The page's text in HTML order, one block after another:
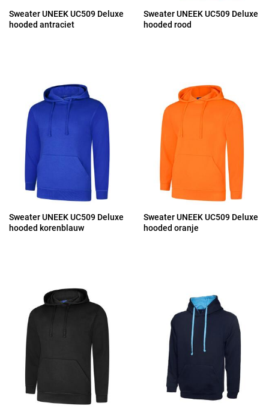
Sweater UNEEK UC509 Deluxe
hooded antraciet
Sweater UNEEK UC509 Deluxe
hooded rood
Sweater UNEEK UC509 Deluxe
hooded korenblauw
Sweater UNEEK UC509 Deluxe
hooded oranje